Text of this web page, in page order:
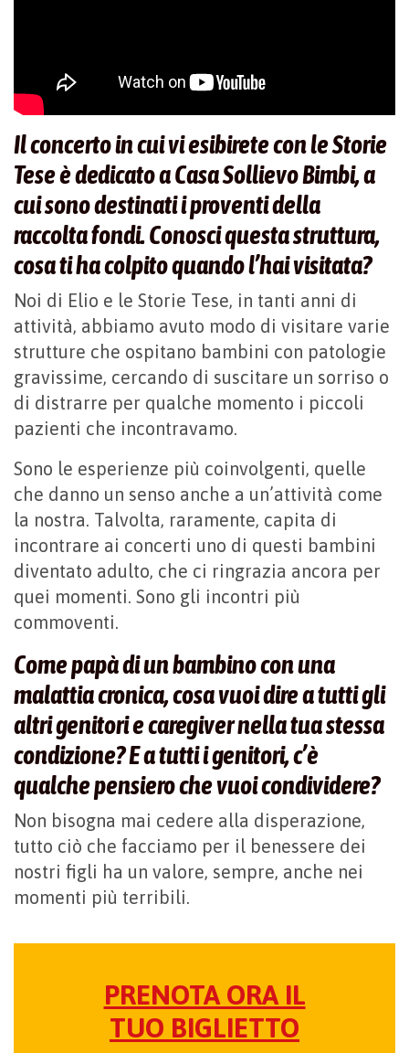
Il concerto in cui vi esibirete con le Storie
Tese è dedicato a Casa Sollievo Bimbi, a
cui sono destinati i proventi della
raccolta fondi. Conosci questa struttura,
cosa ti ha colpito quando l’hai visitata?
Noi di Elio e le Storie Tese, in tanti anni di
attività, abbiamo avuto modo di visitare varie
strutture che ospitano bambini con patologie
gravissime, cercando di suscitare un sorriso o
di distrarre per qualche momento i piccoli
pazienti che incontravamo.
Sono le esperienze più coinvolgenti, quelle
che danno un senso anche a un’attività come
la nostra. Talvolta, raramente, capita di
incontrare ai concerti uno di questi bambini
diventato adulto, che ci ringrazia ancora per
quei momenti. Sono gli incontri più
commoventi.
Come papà di un bambino con una
malattia cronica, cosa vuoi dire a tutti gli
altri genitori e caregiver nella tua stessa
condizione? E a tutti i genitori, c’è
qualche pensiero che vuoi condividere?
Non bisogna mai cedere alla disperazione,
tutto ciò che facciamo per il benessere dei
nostri figli ha un valore, sempre, anche nei
momenti più terribili.
PRENOTA ORA IL
TUO BIGLIETTO